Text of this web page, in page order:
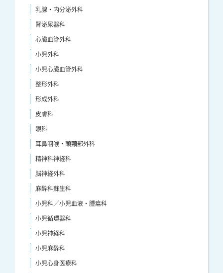
乳腺・内分泌外科
腎泌尿器科
心臓血管外科
小児外科
小児心臓血管外科
整形外科
形成外科
皮膚科
眼科
耳鼻咽喉・頭頸部外科
精神科神経科
脳神経外科
麻酔科蘇生科
小児科／小児血液・腫瘍科
小児循環器科
小児神経科
小児麻酔科
小児心身医療科